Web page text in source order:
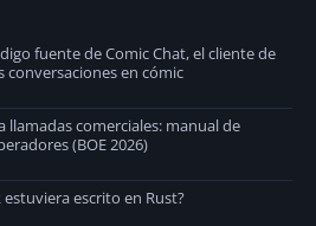
fuente de Comic Chat, el cliente de
conversaciones en cómic
llamadas comerciales: manual de
(BOE 2026)
estuviera escrito en Rust?